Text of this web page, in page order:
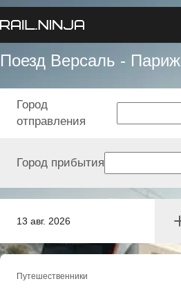
Поезд Версаль - Париж
13 авг. 2026
Город
отправления
Город прибытия
Путешественники